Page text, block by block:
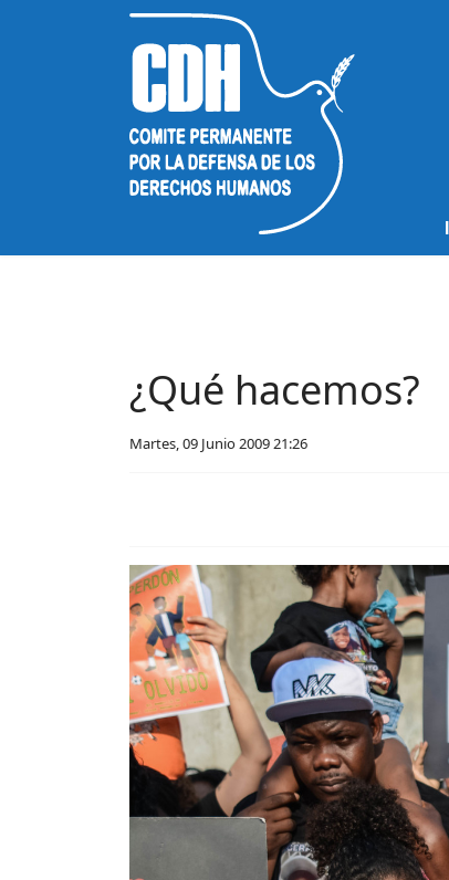
¿Qué hacemos?
Martes, 09 Junio 2009 21:26